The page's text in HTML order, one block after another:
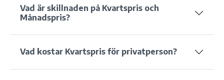
Vad är skillnaden på Kvartspris och
Månadspris?
Vad kostar Kvartspris för privatperson?